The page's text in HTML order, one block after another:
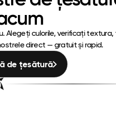
Alegeți culorile, verificați
direct — gratuit și rapid.
de țesătură